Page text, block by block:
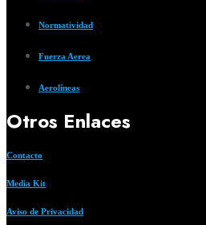
Normatividad
Fuerza Aerea
Aerolíneas
Otros Enlaces
Contacto
Media Kit
Aviso de Privacidad